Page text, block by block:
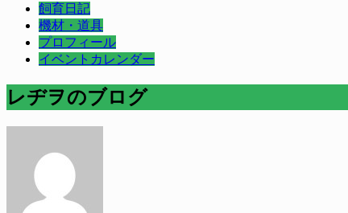
飼育日記
機材・道具
プロフィール
イベントカレンダー
レヂヲのブログ